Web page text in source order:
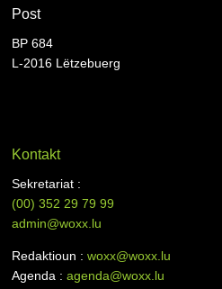
Post
BP 684
L-2016 Lëtzebuerg
Kontakt
Sekretariat :
(00)352 29 79 99
admin@woxx.lu
Redaktioun :woxx@woxx.lu
Agenda :agenda@woxx.lu